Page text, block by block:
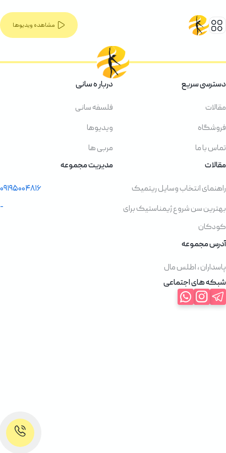
مشاهده ویدیوها
دسترسی سریع
مقالات
فروشگاه
تماس با ما
دربار ه سانی
فلسفه سانی
ویدیوها
مربی ها
مقالات
راهنمای انتخاب وسایل ریتمیک
بهترین سن شروع ژیمناستیک برای
کودکان
مدیریت مجموعه
۰۹۱۹۵۰۰۴۸۱۶
-
آدرس مجموعه
پاسداران ، اطلس مال
شبکه های اجتماعی